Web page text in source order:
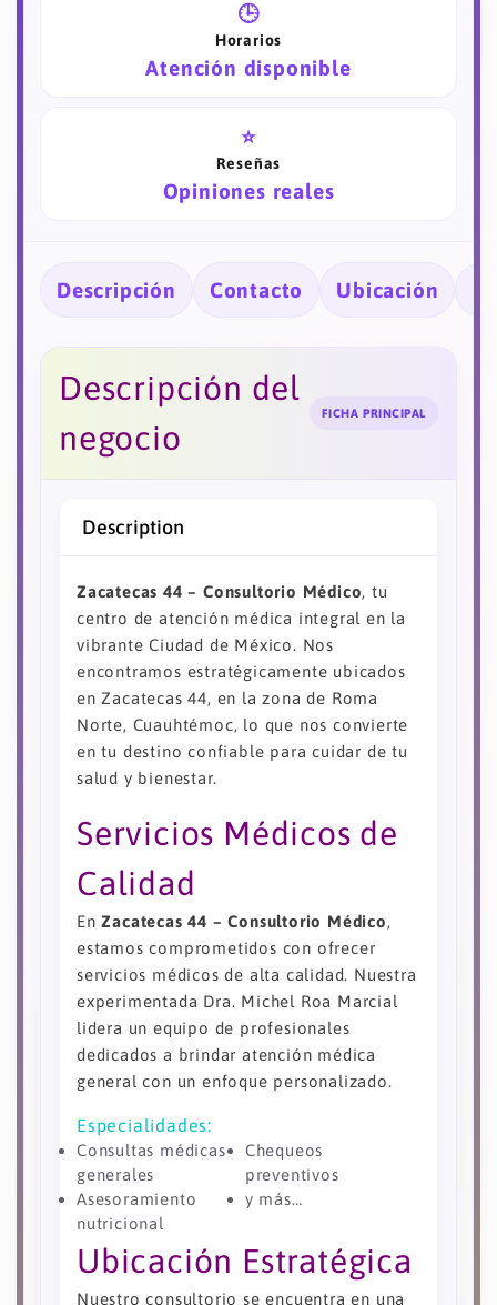
🕒
Horarios
Atención disponible
⭐
Reseñas
Opiniones reales
Descripción Contacto Ubicación
Descripción del
negocio
FICHA PRINCIPAL
Description
Zacatecas 44 – Consultorio Médico, tu
centro de atención médica integral en la
vibrante Ciudad de México. Nos
encontramos estratégicamente ubicados
en Zacatecas 44, en la zona de Roma
Norte, Cuauhtémoc, lo que nos convierte
en tu destino confiable para cuidar de tu
salud y bienestar.
Servicios Médicos de
Calidad
EnZacatecas 44 – Consultorio Médico,
estamos comprometidos con ofrecer
servicios médicos de alta calidad. Nuestra
experimentada Dra. Michel Roa Marcial
lidera un equipo de profesionales
dedicados a brindar atención médica
general con un enfoque personalizado.
Especialidades:
Consultas médicas
generales
Chequeos
preventivos
Asesoramiento
nutricional
y más…
Ubicación Estratégica
Nuestro consultorio se encuentra en una